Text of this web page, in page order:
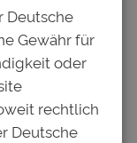
Bildung
Deutsche
Gewähr für
oder
rechtlich
Deutsche